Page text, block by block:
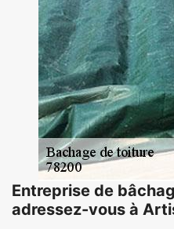
Entreprise de
adressez-vous à